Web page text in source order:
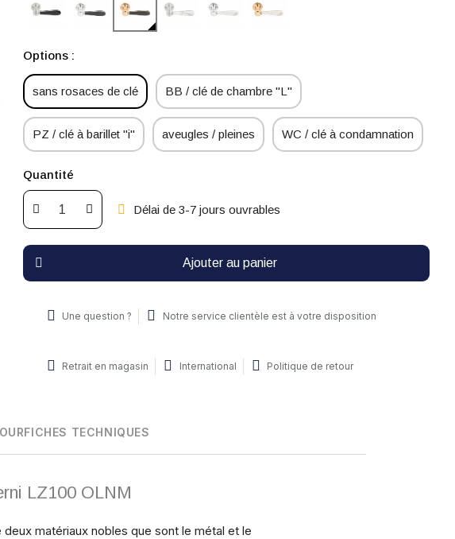
Options :
sans rosaces de clé BB / clé de chambre "L"
PZ / clé à barillet "i" aveugles / pleines WC / clé à condamnation
Quantité
Délai de 3-7 jours ouvrables
Ajouter au panier
Une question ? Notre service clientèle est à votre disposition
Retrait en magasin International Politique de retour
FICHES TECHNIQUES
LZ100 OLNM
matériaux nobles que sont le métal et le